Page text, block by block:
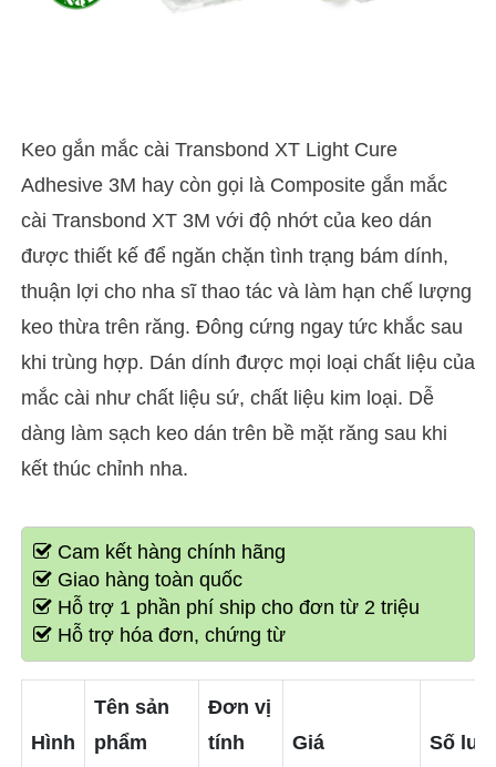
Keo gắn mắc cài ​Transbond XT Light Cure
Adhesive 3M hay còn gọi là Composite gắn mắc
cài ​Transbond XT 3M với độ nhớt của keo dán
được thiết kế để ngăn chặn tình trạng bám dính,
thuận lợi cho nha sĩ thao tác và làm hạn chế lượng
keo thừa trên răng. Đông cứng ngay tức khắc sau
khi trùng hợp. Dán dính được mọi loại chất liệu của
mắc cài như chất liệu sứ, chất liệu kim loại. Dễ
dàng làm sạch keo dán trên bề mặt răng sau khi
kết thúc chỉnh nha.
Cam kết hàng chính hãng
Giao hàng toàn quốc
Hỗ trợ 1 phần phí ship cho đơn từ 2 triệu
Hỗ trợ hóa đơn, chứng từ
Hình
Tên sản
phẩm
Đơn vị
tính
Giá Số